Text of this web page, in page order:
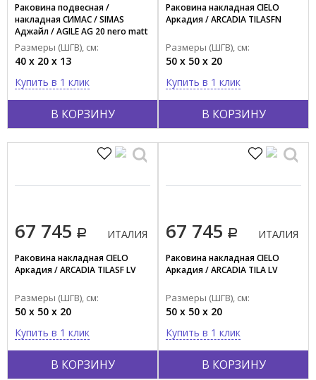
Форма
Квадратная
Круглая
Прямоугольная
Современный
Страна производства
ИТАЛИЯ
ФРАНЦИЯ
В КОРЗИНУ
Раковина подвесная /
накладная СИМАС / SIMAS
Аджайл / AGILE AG 20 nero matt
Размеры (ШГВ), см:
40 x 20 x 13
Купить в 1 клик
В КОРЗИНУ
Раковина накладная CIELO
Аркадия / ARCADIA TILASFN
Размеры (ШГВ), см:
50 x 50 x 20
Купить в 1 клик
67 745
В КОРЗИНУ
ИТАЛИЯ
Раковина накладная CIELO
Аркадия / ARCADIA TILASF LV
Размеры (ШГВ), см:
50 x 50 x 20
Купить в 1 клик
67 745
В КОРЗИНУ
ИТАЛИЯ
Раковина накладная CIELO
Аркадия / ARCADIA TILA LV
Размеры (ШГВ), см:
50 x 50 x 20
Купить в 1 клик